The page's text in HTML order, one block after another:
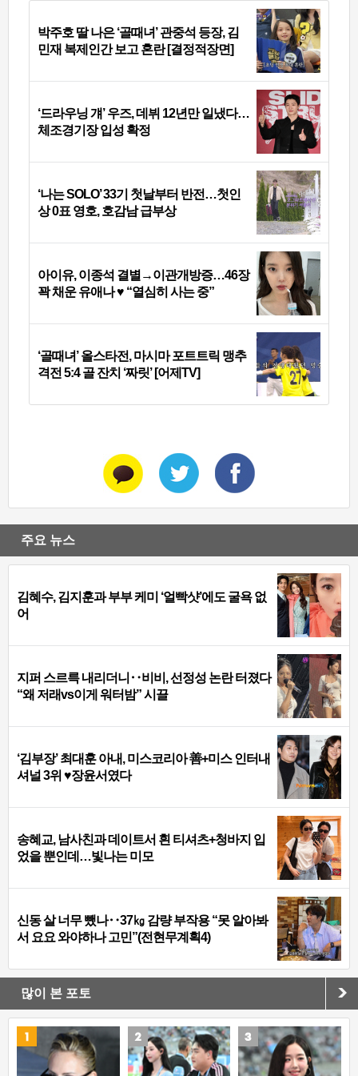
박주호 딸 나은 ‘골때녀’ 관중석 등장, 김
민재 복제인간 보고 혼란 [결정적장면]
‘드라우닝 걔’ 우즈, 데뷔 12년만 일냈다…
체조경기장 입성 확정
‘나는 SOLO’ 33기 첫날부터 반전…첫인
상 0표 영호, 호감남 급부상
아이유, 이종석 결별→이관개방증…46장
꽉 채운 유애나 ♥ “열심히 사는 중”
‘골때녀’ 올스타전, 마시마 포트트릭 맹추
격전 5:4 골 잔치 ‘짜릿’ [어제TV]
주요 뉴스
김혜수, 김지훈과 부부 케미 ‘얼빡샷’에도 굴욕 없
어
지퍼 스르륵 내리더니‥비비, 선정성 논란 터졌다
“왜 저래vs이게 워터밤” 시끌
‘김부장’ 최대훈 아내, 미스코리아 善+미스 인터내
셔널 3위 ♥장윤서였다
송혜교, 남사친과 데이트서 흰 티셔츠+청바지 입
었을 뿐인데…빛나는 미모
신동 살 너무 뺐나‥37㎏ 감량 부작용 “못 알아봐
서 요요 와야하나 고민”(전현무계획4)
많이 본 포토